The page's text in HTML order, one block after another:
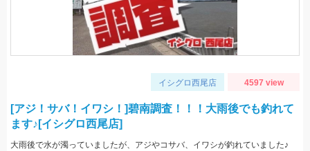
イシグロ西尾店 4597 view
[アジ！サバ！イワシ！]碧南調査！！！大雨後でも釣れて
ます♪[イシグロ西尾店]
大雨後で水が濁っていましたが、アジやコサバ、イワシが釣れていました♪